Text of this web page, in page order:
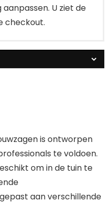
U ziet de
checkout.
is ontworpen
te voldoen.
om in de tuin te
aan verschillende